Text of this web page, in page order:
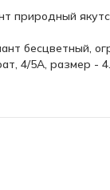
природный
бесцветный,
4/5А, размер -